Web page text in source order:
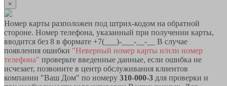
×
Номер карты разположен под штрих-кодом на обратной
стороне. Номер телефона, указанный при получении карты,
вводится без 8 в формате +7(___)-___-__-__ В случае
появления ошибки "Неверный номер карты и/или номер
телефона" проверьте введенные данные, если ошибка не
исчезает, позвоните в центр обслуживания клиентов
компании "Ваш Дом" по номеру 310-000-3 для проверки и